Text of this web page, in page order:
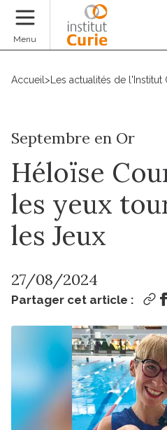
Menu
Accueil > Les actualités de l'Institut
Septembre en Or
Héloïse
les yeux
les Jeux
27/08/2024
Partager cet article :